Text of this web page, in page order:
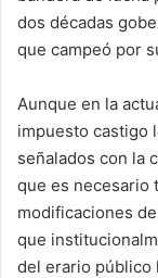
dos décadas
que campeó por
Aunque en la
impuesto castigo
señalados con la
que es necesario
modificaciones
que
del erario público